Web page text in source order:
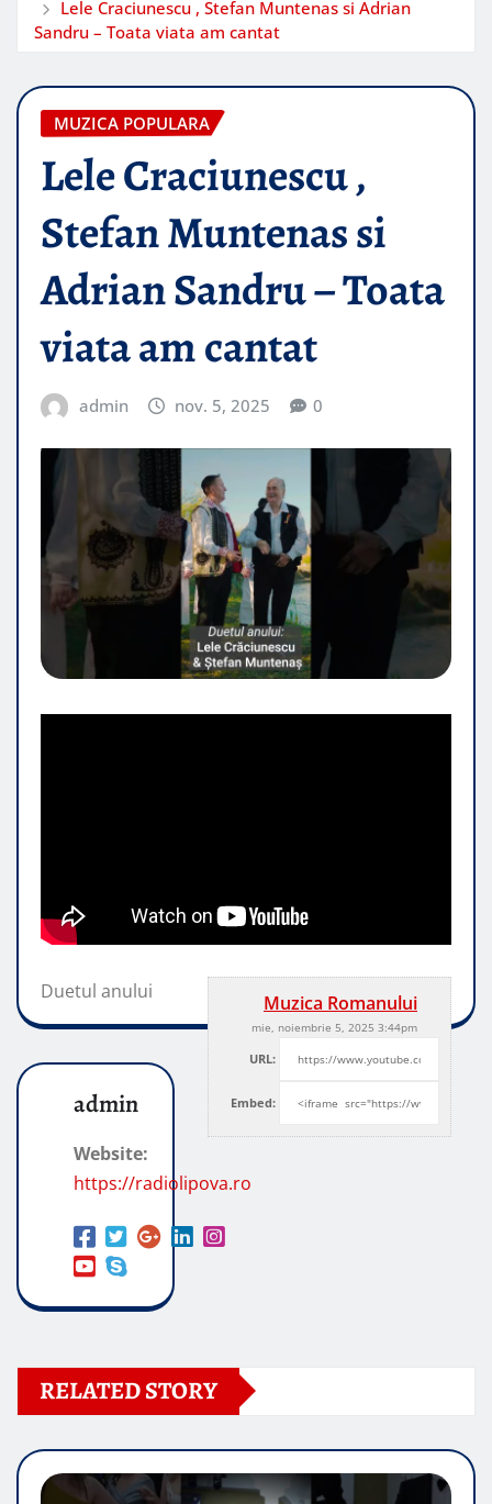
Lele Craciunescu , Stefan Muntenas si Adrian
Sandru – Toata viata am cantat
MUZICA POPULARA
Lele Craciunescu ,
Stefan Muntenas si
Adrian Sandru – Toata
viata am cantat
admin nov. 5, 2025 0
Muzica Romanului
mie, noiembrie 5, 2025 3:44pm
URL:
Embed:
Duetul anului
admin
Website:
https://radiolipova.ro
RELATED STORY